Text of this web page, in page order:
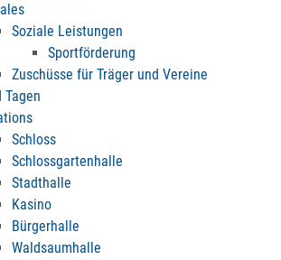
Soziale Leistungen
Sportförderung
Zuschüsse für Träger und Vereine
Tagen
Schloss
Schlossgartenhalle
Stadthalle
Kasino
Bürgerhalle
Waldsaumhalle